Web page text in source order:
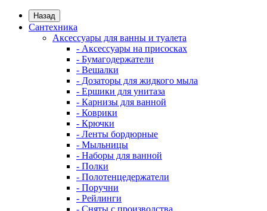
Назад
Сантехника
Аксессуары для ванны и туалета
- Аксессуары на присосках
- Бумагодержатели
- Вешалки
- Дозаторы для жидкого мыла
- Ершики для унитаза
- Карнизы для ванной
- Коврики
- Крючки
- Ленты бордюрные
- Мыльницы
- Наборы для ванной
- Полки
- Полотенцедержатели
- Поручни
- Рейлинги
- Сняты с производства